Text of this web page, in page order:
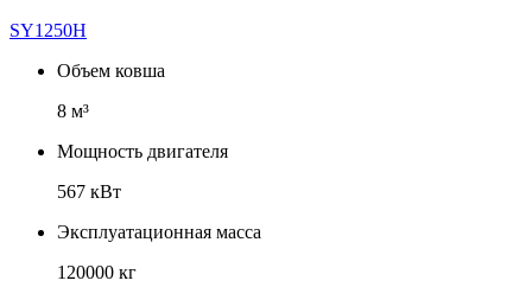
SY1250H
Объем ковша
8 м³
Мощность двигателя
567 кВт
Эксплуатационная масса
120000 кг